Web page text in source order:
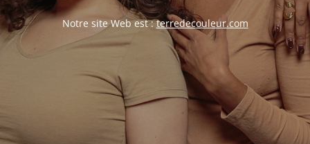
Notre site Web est :terredecouleur.com